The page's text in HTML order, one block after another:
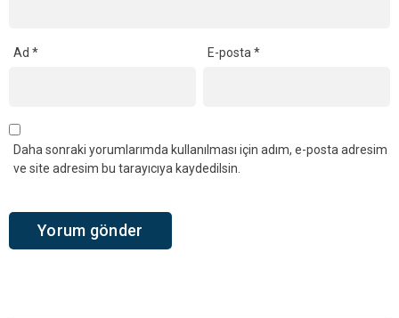
Ad * E-posta*
Daha sonraki yorumlarımda kullanılması için adım, e-posta adresim
ve site adresim bu tarayıcıya kaydedilsin.